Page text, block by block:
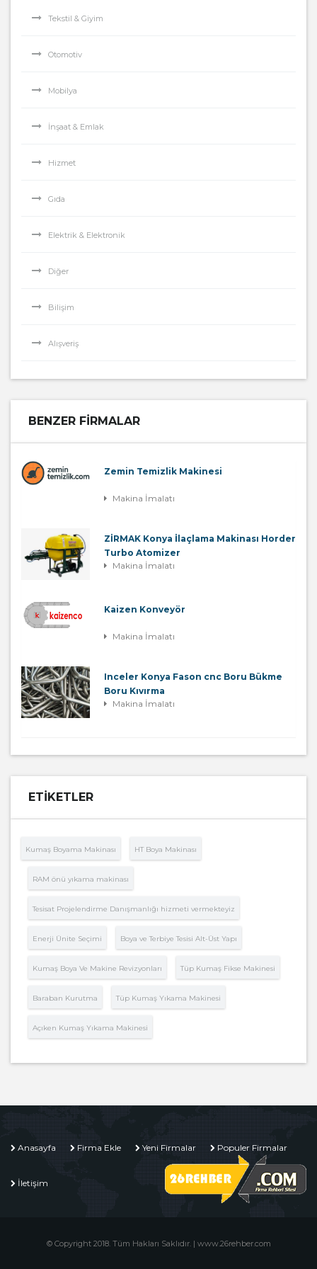
Tekstil & Giyim
Otomotiv
Mobilya
İnşaat & Emlak
Hizmet
Gıda
Elektrik & Elektronik
Diğer
Bilişim
Alışveriş
BENZER FIRMALAR
Zemin Temizlik Makinesi
Makina İmalatı
ZİRMAK Konya İlaçlama Makinası Horder
Turbo Atomizer
Makina İmalatı
Kaizen Konveyör
Makina İmalatı
Inceler Konya Fason cnc Boru Bükme
Boru Kıvırma
Makina İmalatı
ETIKETLER
Kumaş Boyama Makinası HT Boya Makinası
RAM önü yıkama makinası
Tesisat Projelendirme Danışmanlığı hizmeti vermekteyiz
Enerji Ünite Seçimi Boya ve Terbiye Tesisi Alt-Üst Yapı
Kumaş Boya Ve Makine Revizyonları Tüp Kumaş Fikse Makinesi
Baraban Kurutma Tüp Kumaş Yıkama Makinesi
Açıken Kumaş Yıkama Makinesi
Anasayfa Firma Ekle Yeni Firmalar Populer Firmalar
İletişim
© Copyright 2018. Tüm Hakları Saklıdır. | www.26rehber.com